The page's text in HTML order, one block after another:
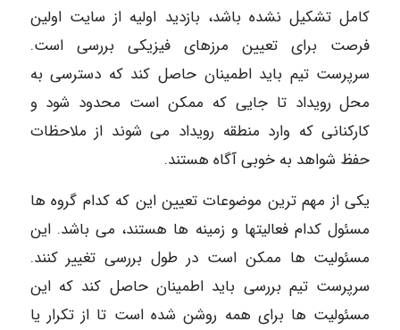
کامل تشکیل نشده باشد، بازدید اولیه از سایت اولین
فرصت برای تعیین مرزهای فیزیکی بررسی است.
سرپرست تیم باید اطمینان حاصل کند که دسترسی به
محل رویداد تا جایی که ممکن است محدود شود و
کارکنانی که وارد منطقه رویداد می شوند از ملاحظات
حفظ شواهد به خوبی آگاه هستند.
یکی از مهم ترین موضوعات تعیین این که کدام گروه ها
مسئول کدام فعالیتها و زمینه ها هستند، می باشد. این
مسئولیت ها ممکن است در طول بررسی تغییر کنند.
سرپرست تیم بررسی باید اطمینان حاصل کند که این
مسئولیت ها برای همه روشن شده است تا از تکرار یا